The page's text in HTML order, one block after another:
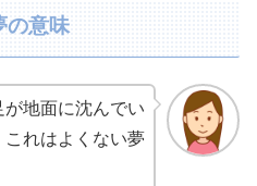
の意味
地面に沈んでい
これはよくない夢